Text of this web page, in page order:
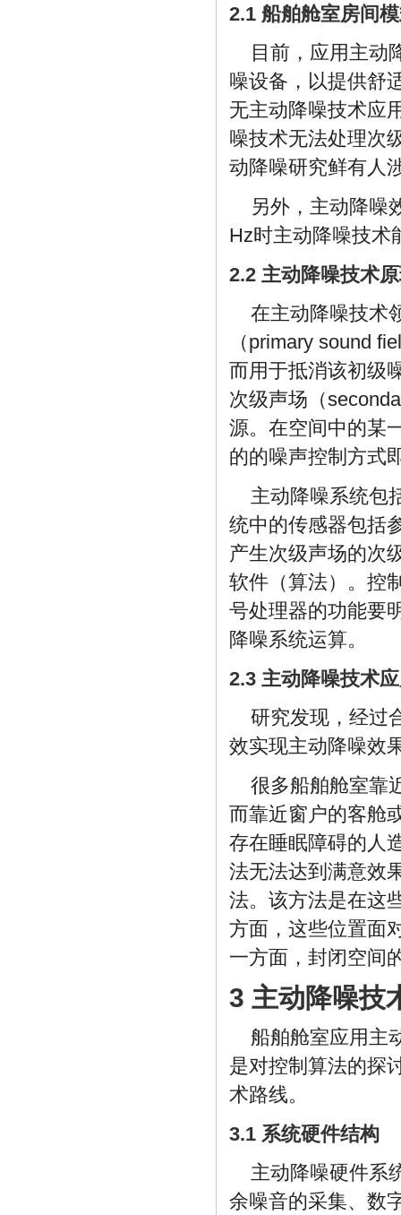
2.1 船舶舱室房间
目前，应用主动
噪设备，以提供舒
无主动降噪技术应
噪技术无法处理次
动降噪研究鲜有人
另外，主动降噪
Hz时主动降噪技术
2.2 主动降噪技术
在主动降噪技术
（primary sound
而用于抵消该初级
次级声场（
源。在空间中的某
的的噪声控制方式
主动降噪系统包
统中的传感器包括
产生次级声场的次
软件（算法）。控
号处理器的功能要
降噪系统运算。
2.3 主动降噪技术
研究发现，经过
效实现主动降噪效
很多船舶舱室靠
而靠近窗户的客舱
存在睡眠障碍的人
法无法达到满意效
法。该方法是在这
方面，这些位置面
一方面，封闭空间
3 主动降噪技
船舶舱室应用主
是对控制算法的探
术路线。
3.1 系统硬件结构
主动降噪硬件系
余噪音的采集、数